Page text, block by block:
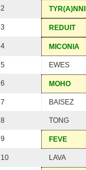
2
3 REDUIT
4 MICONIA
5 EWES
6 MOHO
7 BAISEZ
8 TONG
9 FEVE
10 LAVA